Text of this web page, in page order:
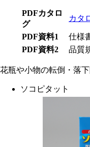
PDFカタロ
グ
カタ
PDF資料1
仕様
PDF資料2
品質
花瓶や小物の転倒・落
ソコピタット